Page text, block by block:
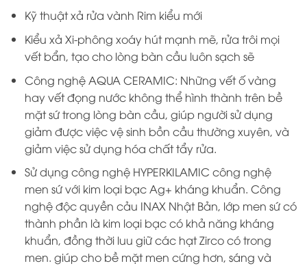
Kỹ thuật xả rửa vành Rim kiểu mới
Kiểu xả Xi-phông xoáy hút mạnh mẽ, rửa trôi mọi
vết bẩn, tạo cho lòng bàn cầu luôn sạch sẽ
Công nghệ AQUA CERAMIC: Những vết ố vàng
hay vết đọng nước không thể hình thành trên bề
mặt sứ trong lòng bàn cầu, giúp người sử dụng
giảm được việc vệ sinh bồn cầu thường xuyên, và
giảm việc sử dụng hóa chất tẩy rửa.
Sử dụng công nghệ HYPERKILAMIC công nghệ
men sứ với kim loại bạc Ag+ kháng khuẩn. Công
nghệ độc quyền cảu INAX Nhật Bản, lớp men sứ có
thành phần là kim loại bạc có khả năng kháng
khuẩn, đồng thời luu giữ các hạt Zirco có trong
men. giúp cho bề mặt men cứng hơn, sáng và